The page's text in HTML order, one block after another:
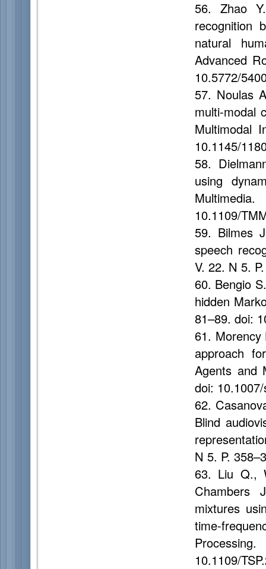
56. Zhao
recognition
natural
Advanced
10.5772/
57. Noulas
multi-modal
Multimodal
10.1145/
58.
using
10.1109/
59. Bilmes
speech
V. 22. N 5.
60. Bengio
hidden
81–89. doi:
61. Morency
approach
Agents and
doi:
62.
Blind
N 5. P.
63. Liu Q.,
Chambers
mixtures
time-
10.1109/